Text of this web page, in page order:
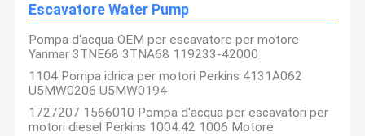
Escavatore Water Pump
Pompa d'acqua OEM per escavatore per motore
Yanmar 3TNE68 3TNA68 119233-42000
1104 Pompa idrica per motori Perkins 4131A062
U5MW0206 U5MW0194
1727207 1566010 Pompa d'acqua per escavatori per
motori diesel Perkins 1004.42 1006 Motore